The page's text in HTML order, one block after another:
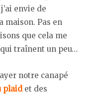
envie de
maison. Pas en
que cela me
traînent un peu…
notre canapé
plaidet des